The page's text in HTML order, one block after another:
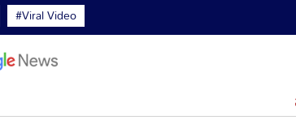
#Viral Video